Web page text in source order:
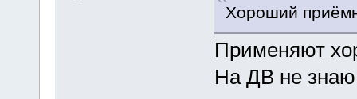
Хороший
Применяют
На ДВ не